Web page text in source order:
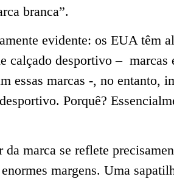
branca”.
evidente: os EUA têm
calçado desportivo – marcas
essas marcas -, no entanto,
Porquê?
da marca se reflete
margens. Uma